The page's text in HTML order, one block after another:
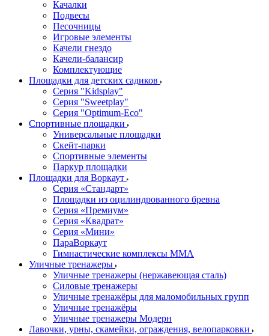
Качалки
Подвесы
Песочницы
Игровые элементы
Качели гнездо
Качели-балансир
Комплектующие
Площадки для детских садиков
Серия "Kidsplay"
Серия "Sweetplay"
Серия "Оptimum-Еco"
Спортивные площадки
Универсальные площадки
Скейт-парки
Спортивные элементы
Паркур площадки
Площадки для Воркаут
Серия «Стандарт»
Площадки из оцилиндрованного бревна
Серия «Премиум»
Серия «Квадрат»
Серия «Мини»
ПараВоркаут
Гимнастические комплексы ММА
Уличные тренажеры
Уличные тренажеры (нержавеющая сталь)
Силовые тренажеры
Уличные тренажёры для маломобильных групп
Уличные тренажёры
Уличные тренажеры Модерн
Лавочки, урны, скамейки, ограждения, велопарковки